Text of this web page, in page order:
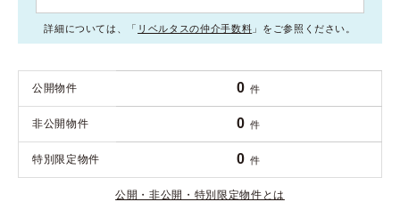
詳細については、「 リベルタスの仲介手数料 」をご参照ください。
公開物件 0 件
非公開物件 0 件
特別限定物件 0 件
公開・非公開・特別限定物件とは